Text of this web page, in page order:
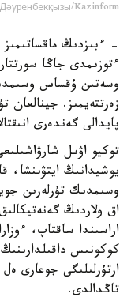
Kazinform
- ءبىزدىڭ ماقساتىمىز
ءتوزىمدى جاڭا
وسەتىن ۇقساس
زەرتتەيمىز. جينالعان
پايدالى گەندەرى
توكيو اۋىل
يوشيدانىڭ ايتۋىنشا،
وسىمدىك تۇرلەرىن
اق ولاردىڭ
اراسىندا ساقتاپ،
كوكونىس
ارتۇرلىلىگى جوعارى ەل
تاڭدالدى.